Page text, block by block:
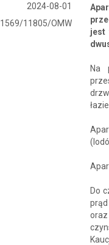
2024-08-01
1569/11805/OMW
jest
Na
Do
prąd